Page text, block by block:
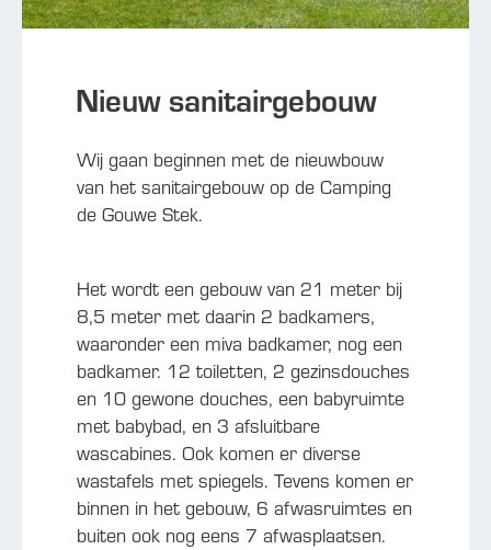
Nieuw sanitairgebouw
Wij gaan beginnen met de nieuwbouw
van het sanitairgebouw op de Camping
de Gouwe Stek.
Het wordt een gebouw van 21 meter bij
8,5 meter met daarin 2 badkamers,
waaronder een miva badkamer, nog een
badkamer. 12 toiletten, 2 gezinsdouches
en 10 gewone douches, een babyruimte
met babybad, en 3 afsluitbare
wascabines. Ook komen er diverse
wastafels met spiegels. Tevens komen er
binnen in het gebouw, 6 afwasruimtes en
buiten ook nog eens 7 afwasplaatsen.